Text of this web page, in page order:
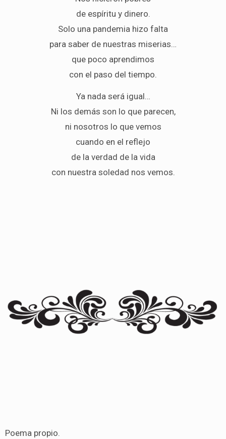
de espíritu y dinero.
Solo una pandemia hizo falta
para saber de nuestras miserias…
que poco aprendimos
con el paso del tiempo.
Ya nada será igual…
Ni los demás son lo que parecen,
ni nosotros lo que vemos
cuando en el reflejo
de la verdad de la vida
con nuestra soledad nos vemos.
Poema propio.